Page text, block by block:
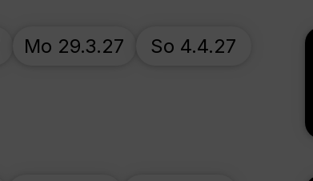
Mo 29.3.27 So 4.4.27